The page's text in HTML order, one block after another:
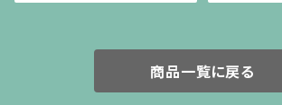
商品一覧に戻る